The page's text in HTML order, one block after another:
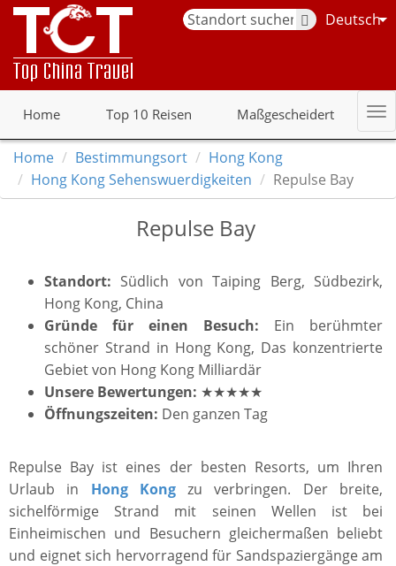
Deutsch
Home Top 10 Reisen Maßgescheidert
Home Bestimmungsort
Hong Kong
Hong Kong Sehenswuerdigkeiten
Repulse Bay
Repulse Bay
Standort: Südlich von Taiping Berg, Südbezirk,
Hong Kong, China
Gründe für einen Besuch: Ein berühmter
schöner Strand in Hong Kong, Das konzentrierte
Gebiet von Hong Kong Milliardär
Unsere Bewertungen: ★★★★★
Öffnungszeiten: Den ganzen Tag
Repulse Bay ist eines der besten Resorts, um Ihren
Urlaub in Hong Kongzu verbringen. Der breite,
sichelförmige Strand mit seinen Wellen ist bei
Einheimischen und Besuchern gleichermaßen beliebt
und eignet sich hervorragend für Sandspaziergänge am